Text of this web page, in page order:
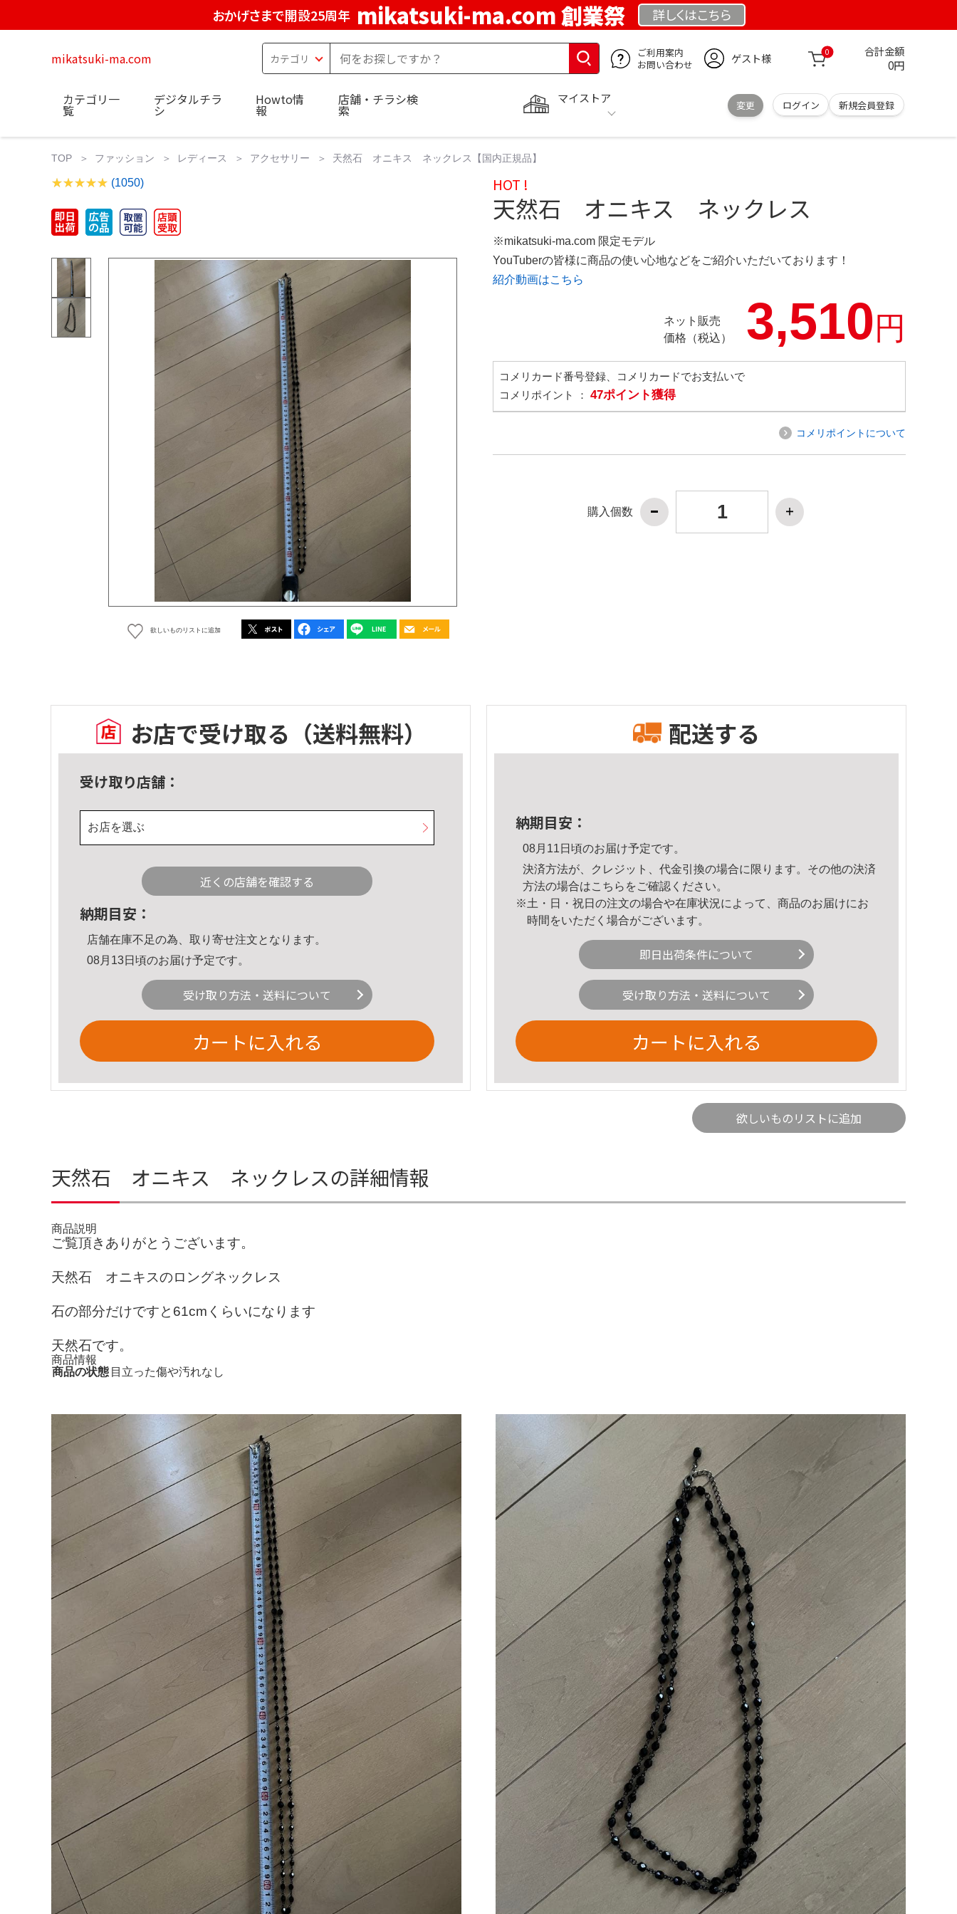
おかげさまで開設25周年 mikatsuki-ma.com 創業祭 詳しくはこちら
mikatsuki-ma.com
ご利用案内
お問い合わせ
ゲスト様 0 合計金額
0円
マイストア
変更 ログイン 新規会員登録
カテゴリ一
覧
デジタルチラ
シ
Howto情
報
店舗・チラシ検
索
TOP ファッション レディース アクセサリー 天然石 オニキス ネックレス【国内正規品】
(1050)
欲しいものリストに追加
HOT !
天然石 オニキス ネックレス
※mikatsuki-ma.com 限定モデル
YouTuberの皆様に商品の使い心地などをご紹介いただいております！
紹介動画はこちら
ネット販売
価格（税込）
3,510円
コメリカード番号登録、コメリカードでお支払いで
コメリポイント ： 47ポイント獲得
コメリポイントについて
購入個数
お店で受け取る （送料無料）
受け取り店舗：
お店を選ぶ
近くの店舗を確認する
納期目安：
店舗在庫不足の為、取り寄せ注文となります。
08月13日頃のお届け予定です。
受け取り方法・送料について
カートに入れる
配送する
納期目安：
08月11日頃のお届け予定です。
決済方法が、クレジット、代金引換の場合に限ります。その他の決済
方法の場合はこちら をご確認ください。
※土・日・祝日の注文の場合や在庫状況によって、商品のお届けにお
時間をいただく場合がございます。
即日出荷条件について
受け取り方法・送料について
カートに入れる
欲しいものリストに追加
天然石 オニキス ネックレスの詳細情報
商品説明
ご覧頂きありがとうございます。
天然石 オニキスのロングネックレス
石の部分だけですと61cmくらいになります
天然石です。
商品情報
商品の状態 目立った傷や汚れなし